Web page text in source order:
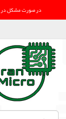
در صورت مشکل در